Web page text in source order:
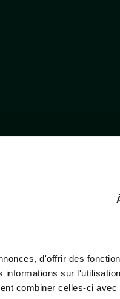
d'offrir des
sur
combiner celles-ci
PAYS DE